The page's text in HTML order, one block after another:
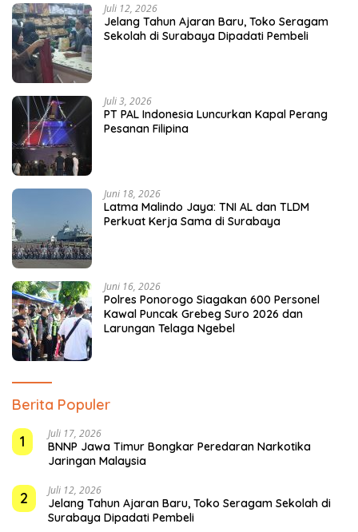
Juli 12, 2026
Jelang Tahun Ajaran Baru, Toko Seragam
Sekolah di Surabaya Dipadati Pembeli
Juli 3, 2026
PT PAL Indonesia Luncurkan Kapal Perang
Pesanan Filipina
Juni 18, 2026
Latma Malindo Jaya: TNI AL dan TLDM
Perkuat Kerja Sama di Surabaya
Juni 16, 2026
Polres Ponorogo Siagakan 600 Personel
Kawal Puncak Grebeg Suro 2026 dan
Larungan Telaga Ngebel
Berita Populer
1
Juli 17, 2026
BNNP Jawa Timur Bongkar Peredaran Narkotika
Jaringan Malaysia
2 Juli 12, 2026
Jelang Tahun Ajaran Baru, Toko Seragam Sekolah di
Surabaya Dipadati Pembeli